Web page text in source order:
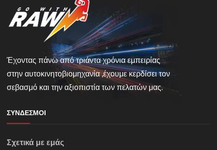
Έχοντας πάνω από τριάντα χρόνια εμπειρίας
στην αυτοκινητοβιομηχανία ,έχουμε κερδίσει τον
σεβασμό και την αξιοπιστία των πελατών μας.
ΣΎΝΔΕΣΜΟΙ
Σχετικά με εμάς